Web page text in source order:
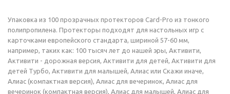
Упаковка из 100 прозрачных протекторов Card-Pro из тонкого
полипропилена. Протекторы подходят для настольных игр с
карточками европейского стандарта, шириной 57-60 мм,
например, таких как: 100 тысяч лет до нашей эры, Активити,
Активити - дорожная версия, Активити для детей, Активити для
детей Турбо, Активити для малышей, Алиас или Скажи иначе,
Алиас (компактная версия), Алиас для вечеринок, Алиас для
вечеринок (компактная версия), Алиас для малышей, Алиас для